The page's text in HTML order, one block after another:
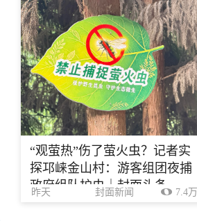
“观萤热”伤了萤火虫？记者实
探邛崃金山村：游客组团夜捕
政府组队护虫｜封面头条
昨天 封面新闻 7.4万